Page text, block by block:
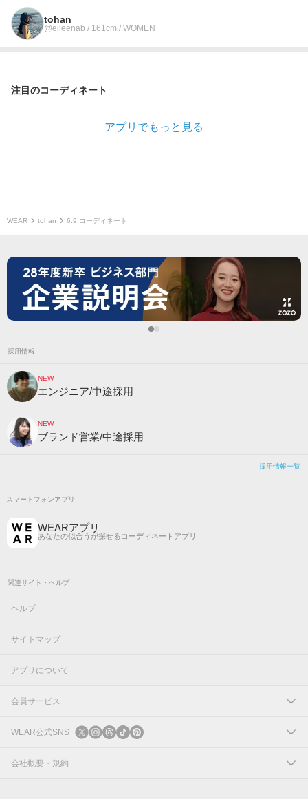
tohan
@eileenab / 161cm / WOMEN
注目のコーディネート
アプリでもっと見る
WEAR tohan 6.9 コーディネート
採用情報
NEW
エンジニア/中途採用
NEW
ブランド営業/中途採用
採用情報一覧
スマートフォンアプリ
WEARアプリ
あなたの似合うが探せるコーディネートアプリ
関連サイト・ヘルプ
ヘルプ
サイトマップ
アプリについて
会員サービス
ログイン
新規会員登録
WEAR公式SNS
X
会社概要・規約